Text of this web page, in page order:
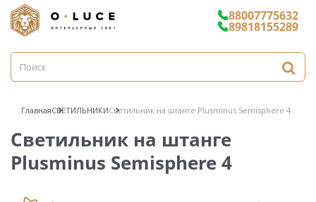
88007775632
89818155289
ГлавнаяСВЕТИЛЬНИКИСветильник на штанге Plusminus Semisphere 4
Светильник на штанге
Plusminus Semisphere 4